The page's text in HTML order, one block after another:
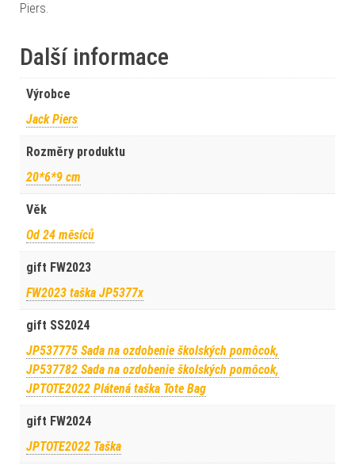
Piers.
Další informace
Výrobce
Jack Piers
Rozměry produktu
20*6*9 cm
Věk
Od 24 měsíců
gift FW2023
FW2023 taška JP5377x
gift SS2024
JP537775 Sada na ozdobenie školských pomôcok,
JP537782 Sada na ozdobenie školských pomôcok,
JPTOTE2022 Plátená taška Tote Bag
gift FW2024
JPTOTE2022 Taška